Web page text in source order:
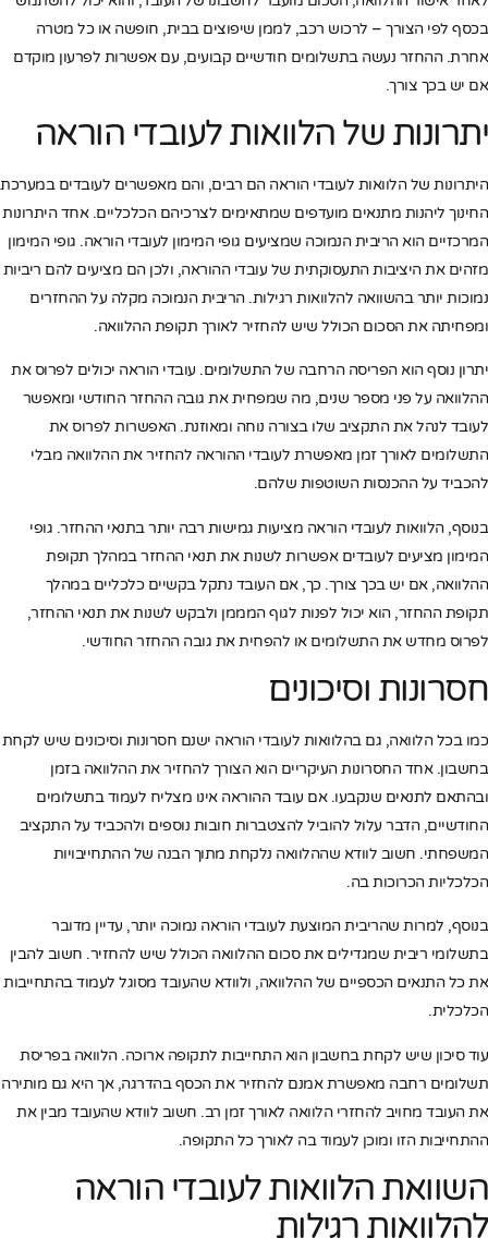
בכסף לפי הצורך – לרכוש רכב, לממן שיפוצים בבית, חופשה או כל מטרה
אחרת. ההחזר נעשה בתשלומים חודשיים קבועים, עם אפשרות לפרעון מוקדם
אם יש בכך צורך.
יתרונות של הלוואות לעובדי הוראה
היתרונות של הלוואות לעובדי הוראה הם רבים, והם מאפשרים לעובדים במערכת
החינוך ליהנות מתנאים מועדפים שמתאימים לצרכיהם הכלכליים. אחד היתרונות
המרכזיים הוא הריבית הנמוכה שמציעים גופי המימון לעובדי הוראה. גופי המימון
מזהים את היציבות התעסוקתית של עובדי ההוראה, ולכן הם מציעים להם ריביות
נמוכות יותר בהשוואה להלוואות רגילות. הריבית הנמוכה מקלה על ההחזרים
ומפחיתה את הסכום הכולל שיש להחזיר לאורך תקופת ההלוואה.
יתרון נוסף הוא הפריסה הרחבה של התשלומים. עובדי הוראה יכולים לפרוס את
ההלוואה על פני מספר שנים, מה שמפחית את גובה ההחזר החודשי ומאפשר
לעובד לנהל את התקציב שלו בצורה נוחה ומאוזנת. האפשרות לפרוס את
התשלומים לאורך זמן מאפשרת לעובדי ההוראה להחזיר את ההלוואה מבלי
להכביד על ההכנסות השוטפות שלהם.
בנוסף, הלוואות לעובדי הוראה מציעות גמישות רבה יותר בתנאי ההחזר. גופי
המימון מציעים לעובדים אפשרות לשנות את תנאי ההחזר במהלך תקופת
ההלוואה, אם יש בכך צורך. כך, אם העובד נתקל בקשיים כלכליים במהלך
תקופת ההחזר, הוא יכול לפנות לגוף המממן ולבקש לשנות את תנאי ההחזר,
לפרוס מחדש את התשלומים או להפחית את גובה ההחזר החודשי.
חסרונות וסיכונים
כמו בכל הלוואה, גם בהלוואות לעובדי הוראה ישנם חסרונות וסיכונים שיש לקחת
בחשבון. אחד החסרונות העיקריים הוא הצורך להחזיר את ההלוואה בזמן
ובהתאם לתנאים שנקבעו. אם עובד ההוראה אינו מצליח לעמוד בתשלומים
החודשיים, הדבר עלול להוביל להצטברות חובות נוספים ולהכביד על התקציב
המשפחתי. חשוב לוודא שההלוואה נלקחת מתוך הבנה של ההתחייבויות
הכלכליות הכרוכות בה.
בנוסף, למרות שהריבית המוצעת לעובדי הוראה נמוכה יותר, עדיין מדובר
בתשלומי ריבית שמגדילים את סכום ההלוואה הכולל שיש להחזיר. חשוב להבין
את כל התנאים הכספיים של ההלוואה, ולוודא שהעובד מסוגל לעמוד בהתחייבות
הכלכלית.
עוד סיכון שיש לקחת בחשבון הוא התחייבות לתקופה ארוכה. הלוואה בפריסת
תשלומים רחבה מאפשרת אמנם להחזיר את הכסף בהדרגה, אך היא גם מותירה
את העובד מחויב להחזרי הלוואה לאורך זמן רב. חשוב לוודא שהעובד מבין את
ההתחייבות הזו ומוכן לעמוד בה לאורך כל התקופה.
השוואת הלוואות לעובדי הוראה
להלוואות רגילות